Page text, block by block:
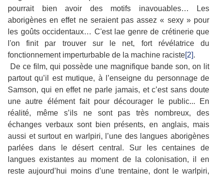
pourrait bien avoir des motifs inavouables… Les
aborigènes en effet ne seraient pas assez « sexy » pour
les goûts occidentaux… C'est lae genre de crétinerie que
l'on finit par trouver sur le net, fort révélatrice du
fonctionnement imperturbable de la machine raciste[2].
De ce film, qui possède une magnifique bande son, on lit
partout qu’il est mutique, à l’enseigne du personnage de
Samson, qui en effet ne parle jamais, et c’est sans doute
une autre élément fait pour décourager le public... En
réalité, même s’ils ne sont pas très nombreux, des
échanges verbaux sont bien présents, en anglais, mais
aussi et surtout en warlpiri, l’une des langues aborigènes
parlées dans le désert central. Sur les centaines de
langues existantes au moment de la colonisation, il en
reste aujourd’hui moins d’une trentaine, dont le warlpiri,